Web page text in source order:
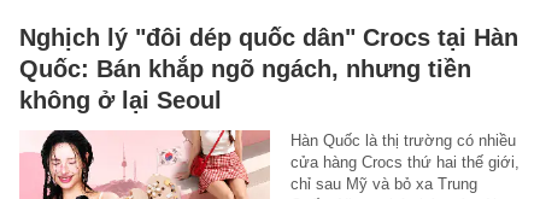
Nghịch lý "đôi dép quốc dân" Crocs tại Hàn
Quốc: Bán khắp ngõ ngách, nhưng tiền
không ở lại Seoul
Hàn Quốc là thị trường có nhiều
cửa hàng Crocs thứ hai thế giới,
chỉ sau Mỹ và bỏ xa Trung